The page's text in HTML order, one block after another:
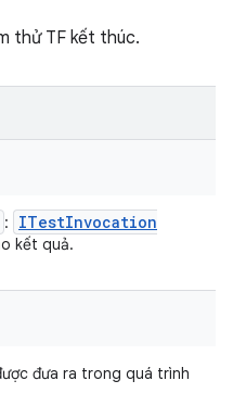
thử TF kết thúc.
: ITestInvocation
kết quả.
đưa ra trong quá trình